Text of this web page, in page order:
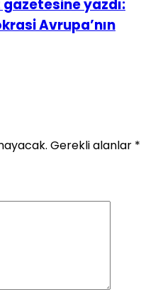
gazetesine yazdı:
Avrupa’nın
Gerekli alanlar *